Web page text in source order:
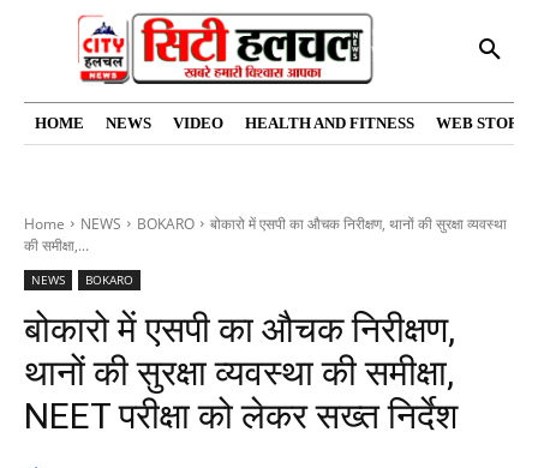
HOME NEWS VIDEO HEALTH AND FITNESS WEB
Home NEWS BOKARO
बोकारो में एसपी का औचक निरीक्षण, थानों की सुरक्षा व्यवस्था
की समीक्षा,...
NEWS BOKARO
बोकारो में एसपी का औचक निरीक्षण,
थानों की सुरक्षा व्यवस्था की समीक्षा,
NEET परीक्षा को लेकर सख्त निर्देश